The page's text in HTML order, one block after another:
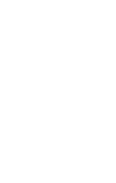
proporciona el
autorizado a
de leer nuestra
a las
acuerdo. En